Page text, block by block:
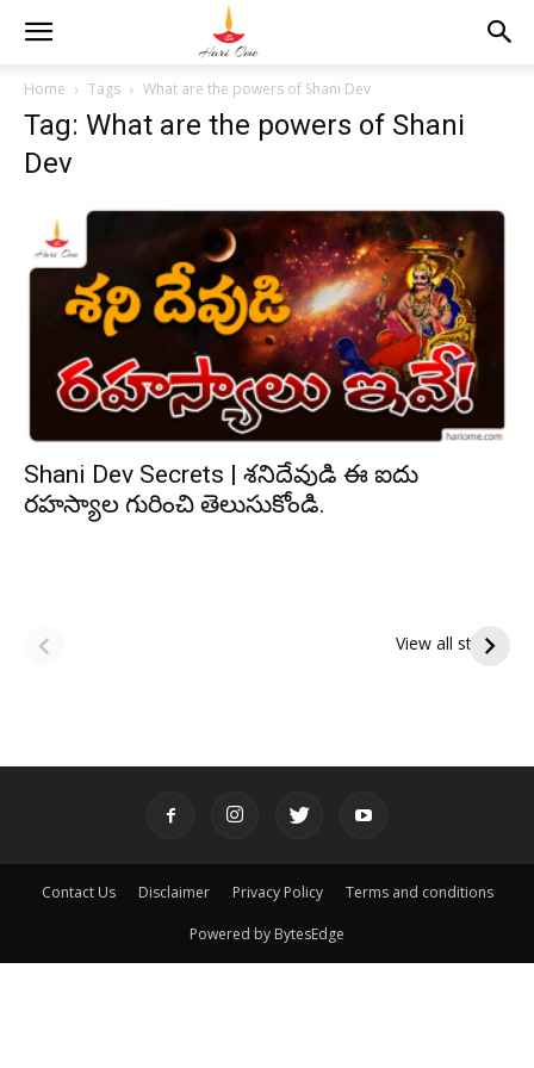
Home Tags What are the powers of Shani Dev
Tag: What are the powers of Shani
Dev
Shani Dev Secrets | శనిదేవుడి ఈ ఐదు
రహస్యాల గురించి తెలుసుకోండి.
View all stories
పితృదేవతల ఆశీర్వాదం
ఇంద్రకీలాద్రి గిరి ప్రదక్షిణ
Contact Us Disclaimer Privacy Policy Terms and conditions
Powered by BytesEdge